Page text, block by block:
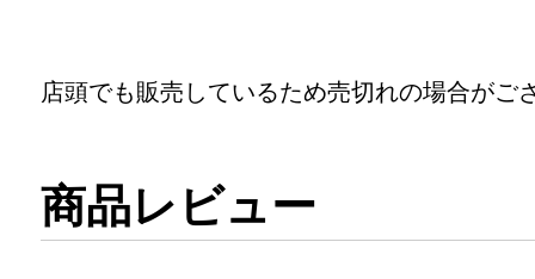
店頭でも販売しているため売切れの場合がご
商品レビュー